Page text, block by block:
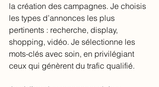
la création des campagnes. Je choisis
les types d’annonces les plus
pertinents : recherche, display,
shopping, vidéo. Je sélectionne les
mots-clés avec soin, en privilégiant
ceux qui génèrent du trafic qualifié.